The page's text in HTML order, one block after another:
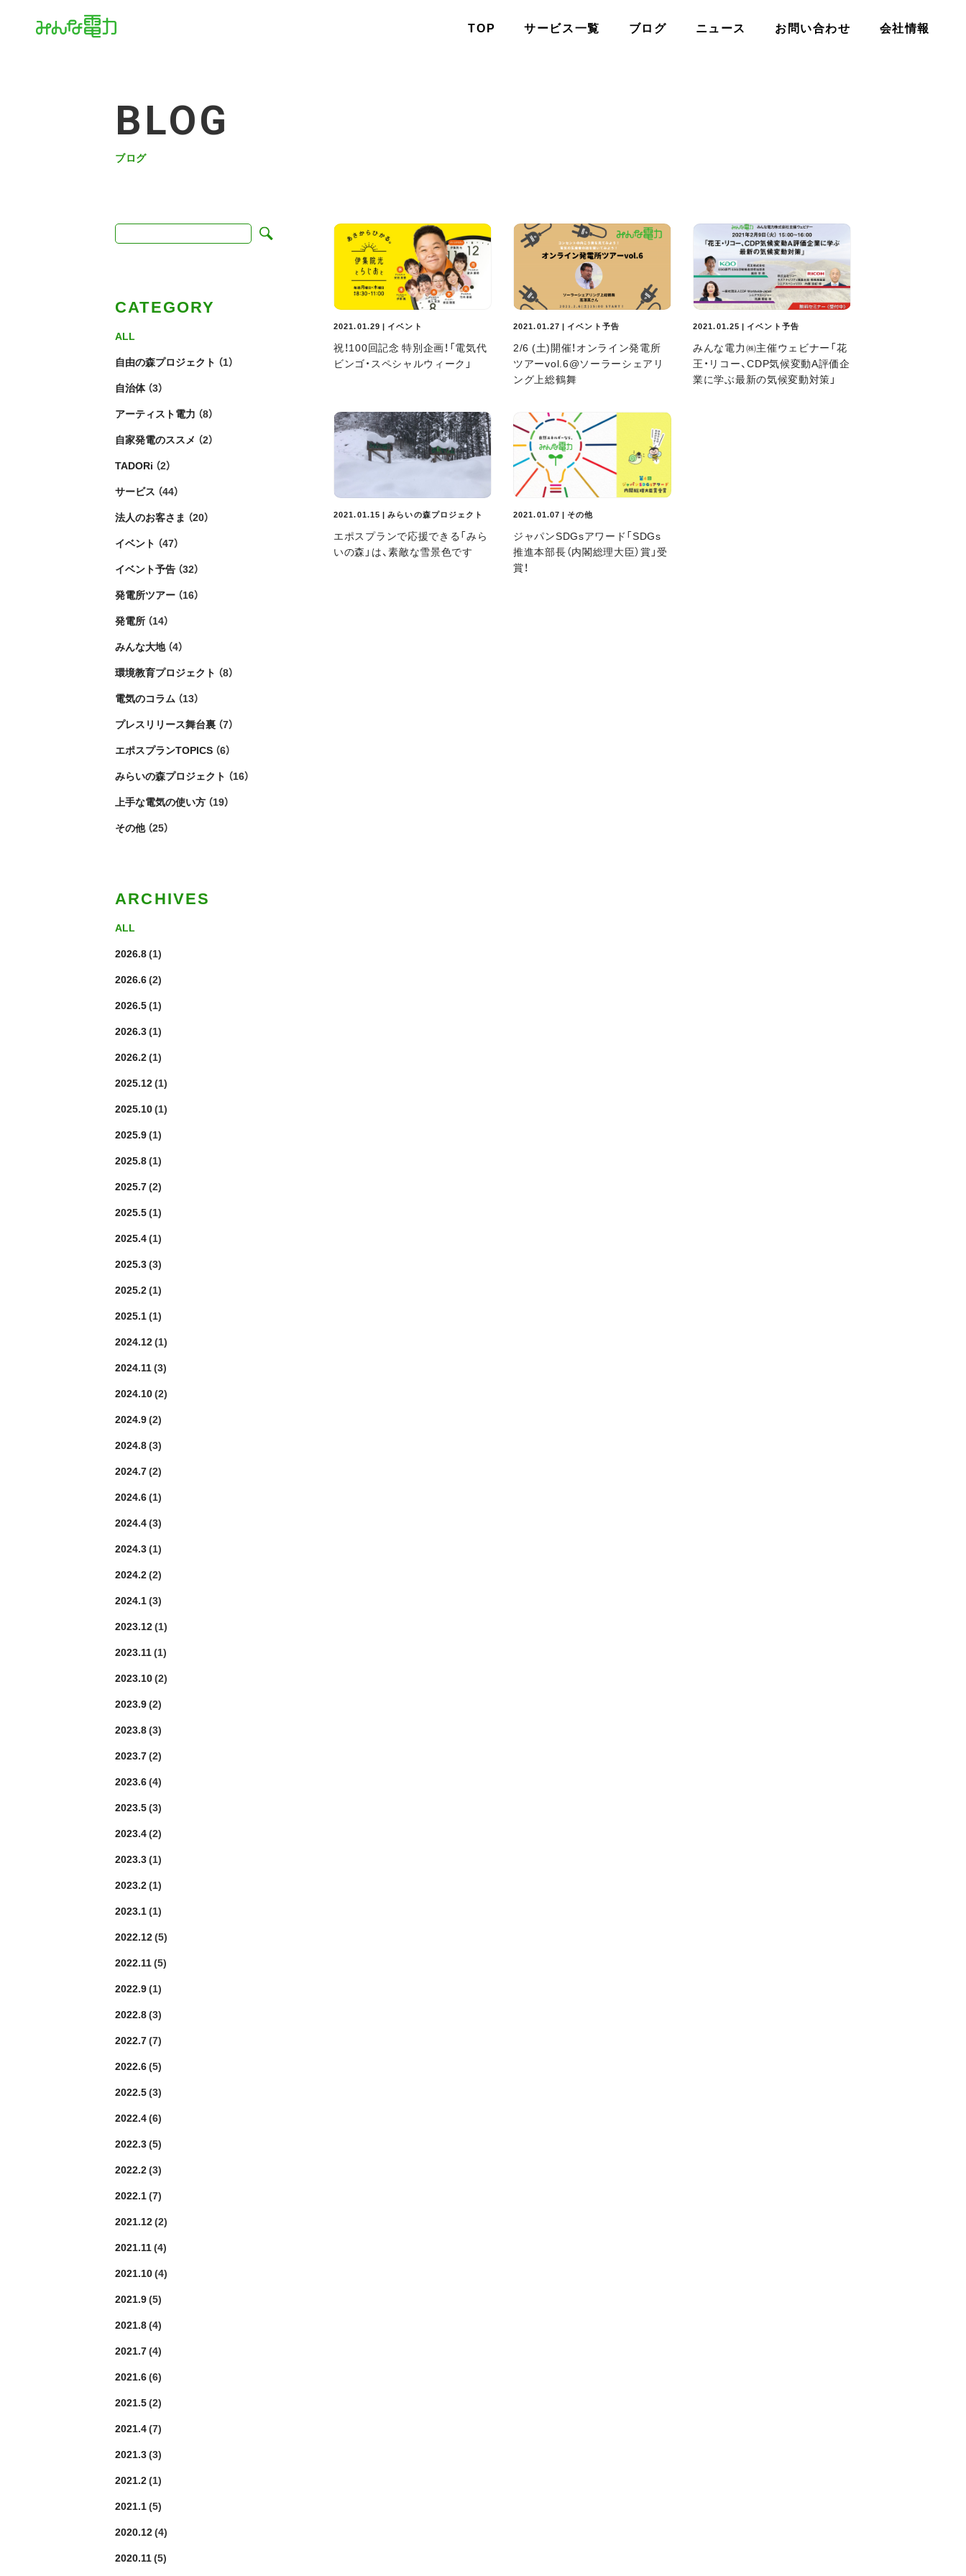
TOP サービス一覧 ブログ ニュース お問い合わせ 会社情報
BLOG
ブログ
2021.01.29 | イベント
祝！100回記念 特別企画！「電気代
ビンゴ・スペシャルウィーク」
2021.01.27 | イベント予告
2/6 (土)開催！オンライン発電所
ツアーvol.6@ソーラーシェアリ
ング上総鶴舞
2021.01.25 | イベント予告
みんな電力㈱主催ウェビナー「花
王・リコー、CDP気候変動A評価企
業に学ぶ最新の気候変動対策」
2021.01.15 | みらいの森プロジェクト
エポスプランで応援できる「みら
いの森」は、素敵な雪景色です
2021.01.07 | その他
ジャパンSDGsアワード「SDGs
推進本部長（内閣総理大臣）賞」受
賞！
CATEGORY
ALL
自由の森プロジェクト （1）
自治体（3）
アーティスト電力 （8）
自家発電のススメ （2）
TADORi （2）
サービス （44）
法人のお客さま （20）
イベント （47）
イベント予告 （32）
発電所ツアー （16）
発電所 （14）
みんな大地（4）
環境教育プロジェクト （8）
電気のコラム （13）
プレスリリース舞台裏 （7）
エポスプランTOPICS （6）
みらいの森プロジェクト （16）
上手な電気の使い方 （19）
その他（25）
ARCHIVES
ALL
2026.8(1)
2026.6(2)
2026.5(1)
2026.3(1)
2026.2(1)
2025.12(1)
2025.10(1)
2025.9(1)
2025.8(1)
2025.7(2)
2025.5(1)
2025.4(1)
2025.3(3)
2025.2(1)
2025.1(1)
2024.12(1)
2024.11(3)
2024.10(2)
2024.9(2)
2024.8(3)
2024.7(2)
2024.6(1)
2024.4(3)
2024.3(1)
2024.2(2)
2024.1(3)
2023.12(1)
2023.11(1)
2023.10(2)
2023.9(2)
2023.8(3)
2023.7(2)
2023.6(4)
2023.5(3)
2023.4(2)
2023.3(1)
2023.2(1)
2023.1(1)
2022.12(5)
2022.11(5)
2022.9(1)
2022.8(3)
2022.7(7)
2022.6(5)
2022.5(3)
2022.4(6)
2022.3(5)
2022.2(3)
2022.1(7)
2021.12(2)
2021.11(4)
2021.10(4)
2021.9(5)
2021.8(4)
2021.7(4)
2021.6(6)
2021.5(2)
2021.4(7)
2021.3(3)
2021.2(1)
2021.1(5)
2020.12(4)
2020.11(5)